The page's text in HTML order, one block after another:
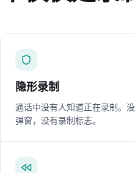
隐形录制
通话中没有人知道正在录制。
弹窗，没有录制标志。